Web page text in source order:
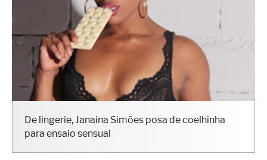
De lingerie, Janaina Simões posa de coelhinha